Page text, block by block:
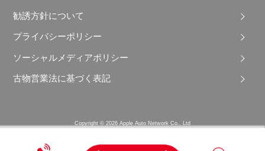
勧誘方針について
プライバシーポリシー
ソーシャルメディアポリシー
古物営業法に基づく表記
Copyright © 2026 Apple Auto Network Co., Ltd